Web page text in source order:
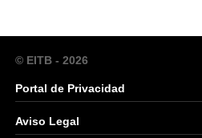
© EITB - 2026
Portal de Privacidad
Aviso Legal